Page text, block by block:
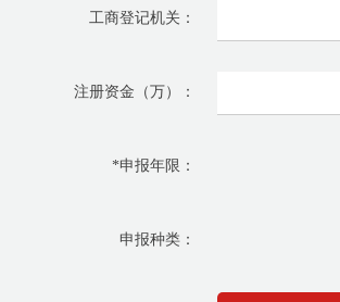
工商登记机关：
注册资金（万）：
*申报年限：
申报种类：